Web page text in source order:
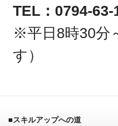
TEL：0794-
※平日8時30分
す）
■スキルアップへの道